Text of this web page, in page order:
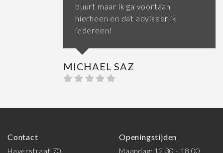
buurt maar ik ga voortaan
hierheen en dat adviseer ik
iedereen!
MICHAEL SAZ
Contact
Haverstraat 70
Openingstijden
Maandag: 12:30 - 18:00